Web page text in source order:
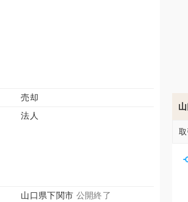
売却
法人
山口県下関市 公開終了